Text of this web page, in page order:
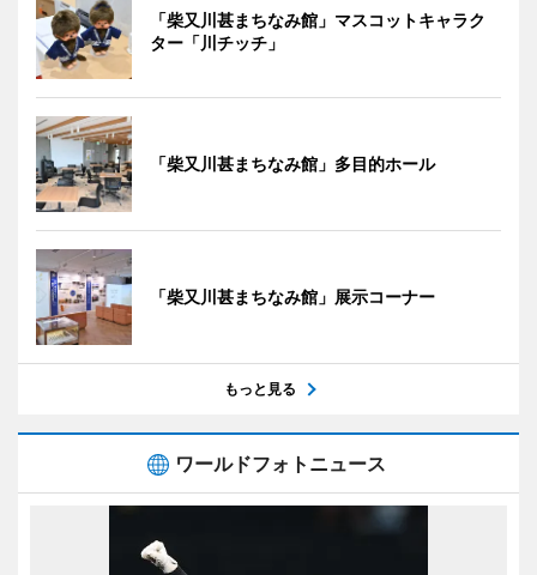
「柴又川甚まちなみ館」マスコットキャラク
ター「川チッチ」
「柴又川甚まちなみ館」多目的ホール
「柴又川甚まちなみ館」展示コーナー
もっと見る
ワールドフォトニュース